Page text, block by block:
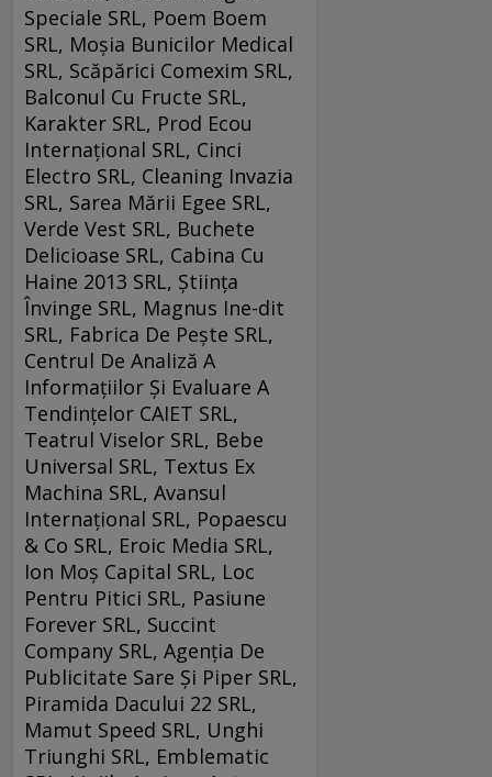
Speciale SRL, Poem Boem
SRL, Moșia Bunicilor Medical
SRL, Scăpărici Comexim SRL,
Balconul Cu Fructe SRL,
Karakter SRL, Prod Ecou
Internațional SRL, Cinci
Electro SRL, Cleaning Invazia
SRL, Sarea Mării Egee SRL,
Verde Vest SRL, Buchete
Delicioase SRL, Cabina Cu
Haine 2013 SRL, Știința
Învinge SRL, Magnus Ine-dit
SRL, Fabrica De Pește SRL,
Centrul De Analiză A
Informațiilor Și Evaluare A
Tendințelor CAIET SRL,
Teatrul Viselor SRL, Bebe
Universal SRL, Textus Ex
Machina SRL, Avansul
Internațional SRL, Popaescu
& Co SRL, Eroic Media SRL,
Ion Moș Capital SRL, Loc
Pentru Pitici SRL, Pasiune
Forever SRL, Succint
Company SRL, Agenția De
Publicitate Sare Și Piper SRL,
Piramida Dacului 22 SRL,
Mamut Speed SRL, Unghi
Triunghi SRL, Emblematic